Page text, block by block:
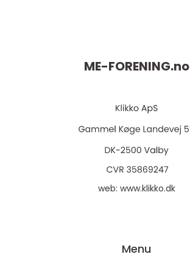
ME-FORENING.no
web: www.klikko.dk
Menu